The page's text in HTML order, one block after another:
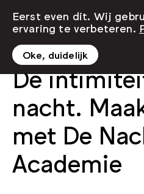
De
nacht.
met De
Academie
Eerst even dit. Wij
ervaring te verbeteren.
Oke, duidelijk